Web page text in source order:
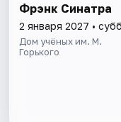
Фрэнк Синатра
2 января 2027 •
Дом учёных им. М.
Горького